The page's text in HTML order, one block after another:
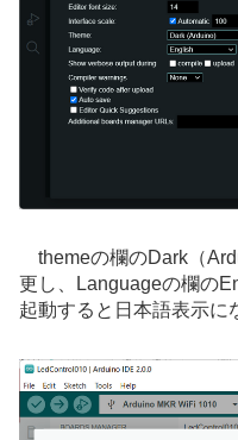
themeの欄のDark（
更し、Languageの欄の
起動すると日本語表示に